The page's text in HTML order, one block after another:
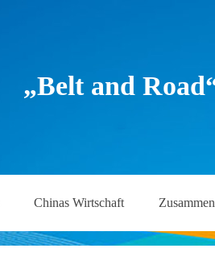
„Belt and
Chinas Wirtschaft